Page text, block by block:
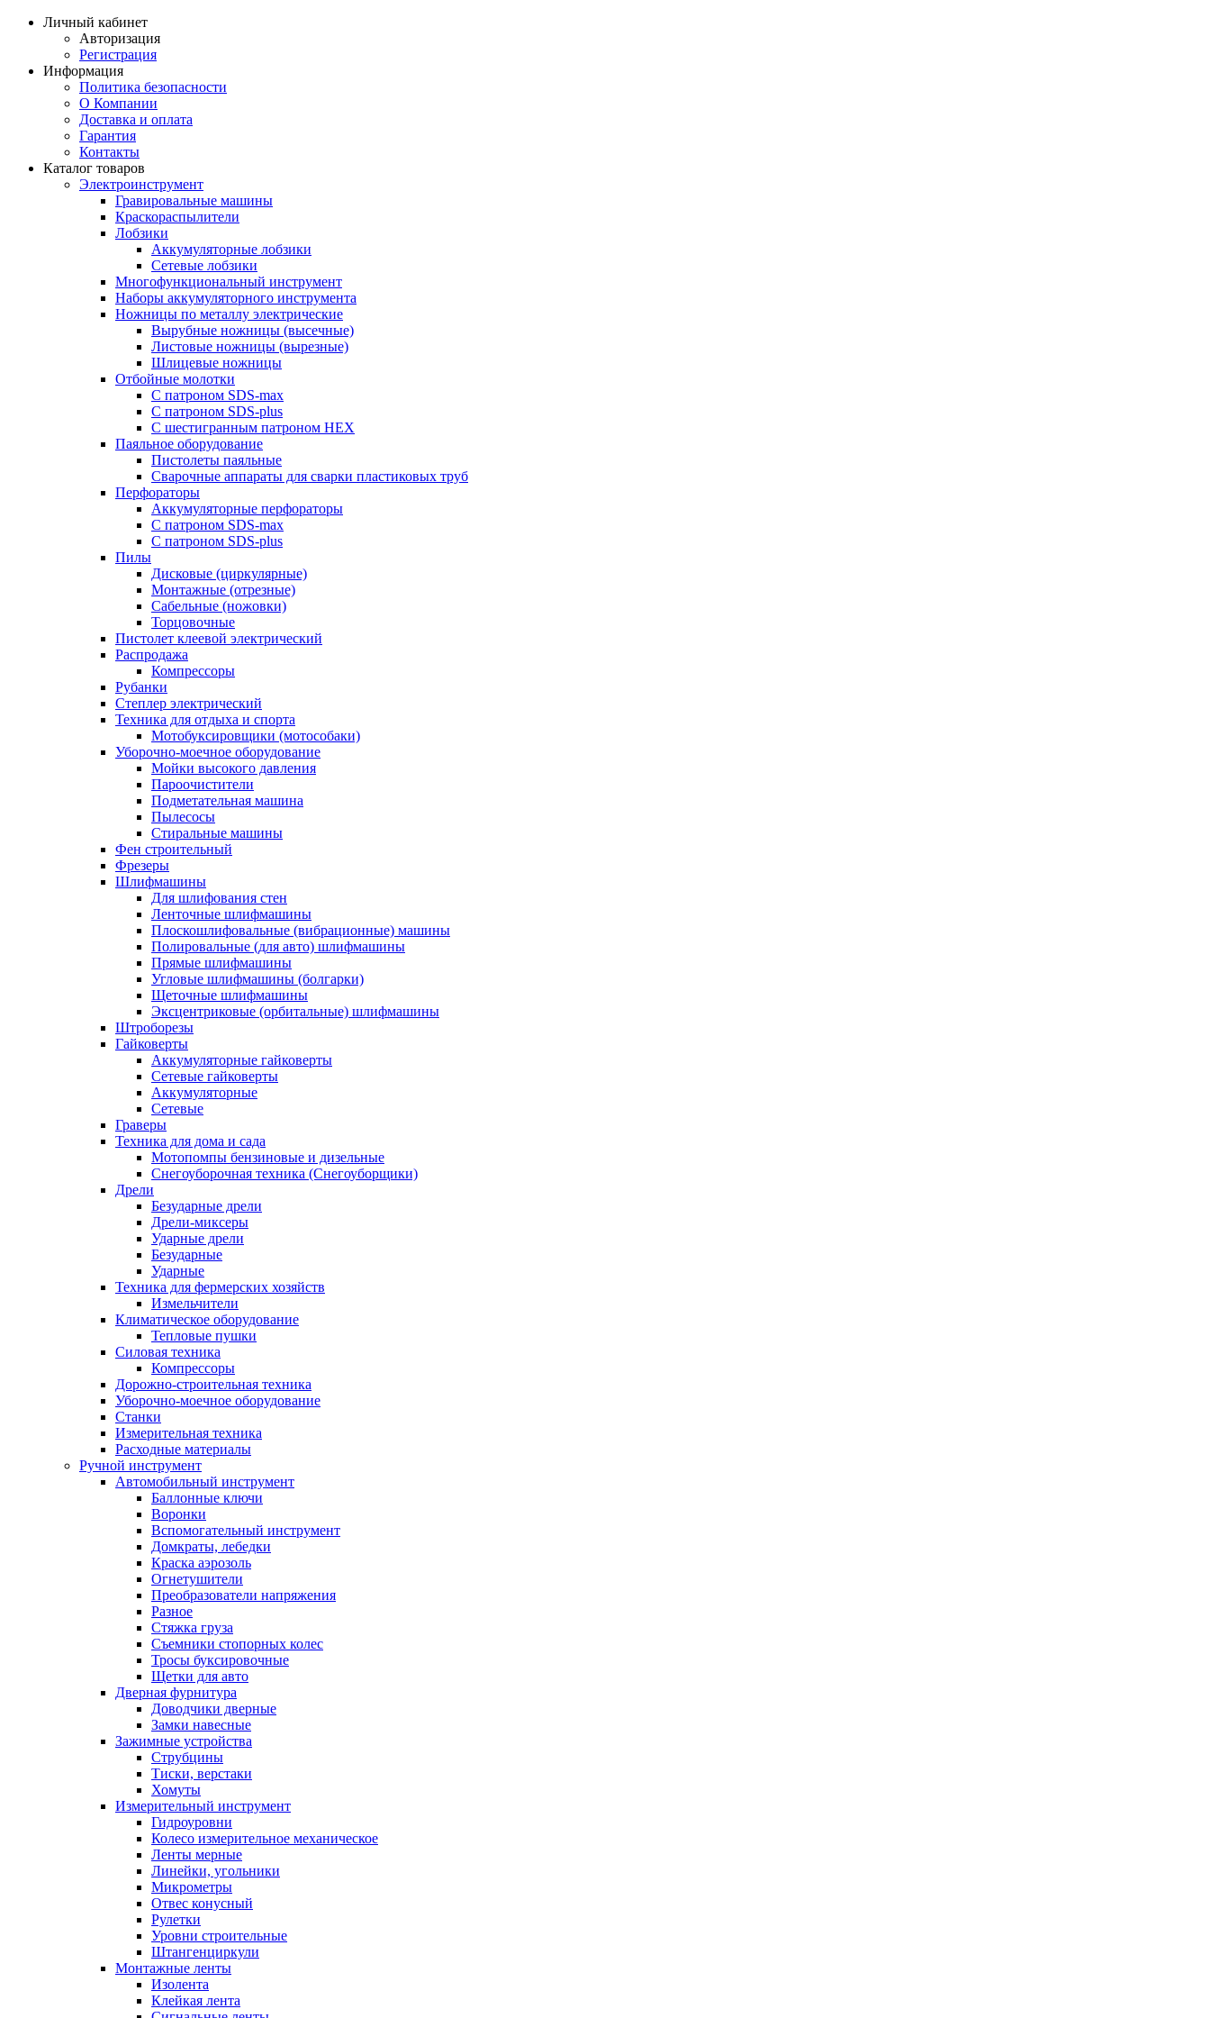
Личный кабинет
Авторизация
Регистрация
Информация
Политика безопасности
О Компании
Доставка и оплата
Гарантия
Контакты
Каталог товаров
Электроинструмент
Гравировальные машины
Краскораспылители
Лобзики
Аккумуляторные лобзики
Сетевые лобзики
Многофункциональный инструмент
Наборы аккумуляторного инструмента
Ножницы по металлу электрические
Вырубные ножницы (высечные)
Листовые ножницы (вырезные)
Шлицевые ножницы
Отбойные молотки
С патроном SDS-max
С патроном SDS-plus
С шестигранным патроном HEX
Паяльное оборудование
Пистолеты паяльные
Сварочные аппараты для сварки пластиковых труб
Перфораторы
Аккумуляторные перфораторы
С патроном SDS-max
С патроном SDS-plus
Пилы
Дисковые (циркулярные)
Монтажные (отрезные)
Сабельные (ножовки)
Торцовочные
Пистолет клеевой электрический
Распродажа
Компрессоры
Рубанки
Степлер электрический
Техника для отдыха и спорта
Мотобуксировщики (мотособаки)
Уборочно-моечное оборудование
Мойки высокого давления
Пароочистители
Подметательная машина
Пылесосы
Стиральные машины
Фен строительный
Фрезеры
Шлифмашины
Для шлифования стен
Ленточные шлифмашины
Плоскошлифовальные (вибрационные) машины
Полировальные (для авто) шлифмашины
Прямые шлифмашины
Угловые шлифмашины (болгарки)
Щеточные шлифмашины
Эксцентриковые (орбитальные) шлифмашины
Штроборезы
Гайковерты
Аккумуляторные гайковерты
Сетевые гайковерты
Аккумуляторные
Сетевые
Граверы
Техника для дома и сада
Мотопомпы бензиновые и дизельные
Снегоуборочная техника (Снегоуборщики)
Дрели
Безударные дрели
Дрели-миксеры
Ударные дрели
Безударные
Ударные
Техника для фермерских хозяйств
Измельчители
Климатическое оборудование
Тепловые пушки
Силовая техника
Компрессоры
Дорожно-строительная техника
Уборочно-моечное оборудование
Станки
Измерительная техника
Расходные материалы
Ручной инструмент
Автомобильный инструмент
Баллонные ключи
Воронки
Вспомогательный инструмент
Домкраты, лебедки
Краска аэрозоль
Огнетушители
Преобразователи напряжения
Разное
Стяжка груза
Съемники стопорных колес
Тросы буксировочные
Щетки для авто
Дверная фурнитура
Доводчики дверные
Замки навесные
Зажимные устройства
Струбцины
Тиски, верстаки
Хомуты
Измерительный инструмент
Гидроуровни
Колесо измерительное механическое
Ленты мерные
Линейки, угольники
Микрометры
Отвес конусный
Рулетки
Уровни строительные
Штангенциркули
Монтажные ленты
Изолента
Клейкая лента